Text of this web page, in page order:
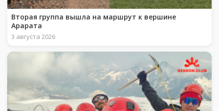
Вторая группа вышла на маршрут к вершине
Арарата
3 августа 2026